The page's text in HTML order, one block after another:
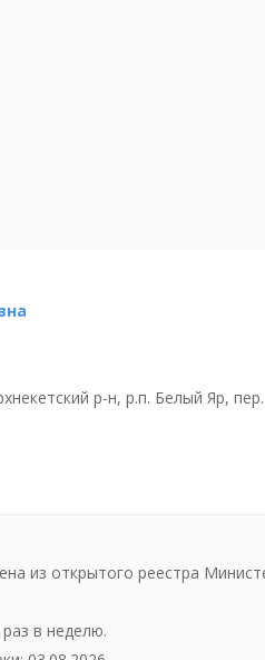
р-н, р.п. Белый Яр,
из открытого реестра
в неделю.